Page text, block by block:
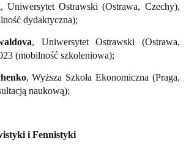
, Uniwersytet Ostrawski (Ostrawa, Czechy),
dydaktyczna);
, Uniwersytet Ostrawski (Ostrawa,
(mobilność szkoleniowa);
, Wyższa Szkoła Ekonomiczna (Praga,
naukową);
i Fennistyki